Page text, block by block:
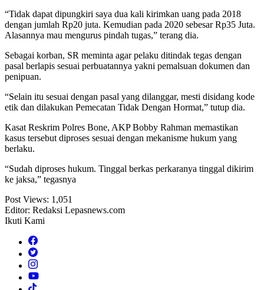
“Tidak dapat dipungkiri saya dua kali kirimkan uang pada 2018
dengan jumlah Rp20 juta. Kemudian pada 2020 sebesar Rp35 Juta.
Alasannya mau mengurus pindah tugas,” terang dia.
Sebagai korban, SR meminta agar pelaku ditindak tegas dengan
pasal berlapis sesuai perbuatannya yakni pemalsuan dokumen dan
penipuan.
“Selain itu sesuai dengan pasal yang dilanggar, mesti disidang kode
etik dan dilakukan Pemecatan Tidak Dengan Hormat,” tutup dia.
Kasat Reskrim Polres Bone, AKP Bobby Rahman memastikan
kasus tersebut diproses sesuai dengan mekanisme hukum yang
berlaku.
“Sudah diproses hukum. Tinggal berkas perkaranya tinggal dikirim
ke jaksa,” tegasnya
Post Views: 1,051
Editor: Redaksi Lepasnews.com
Ikuti Kami